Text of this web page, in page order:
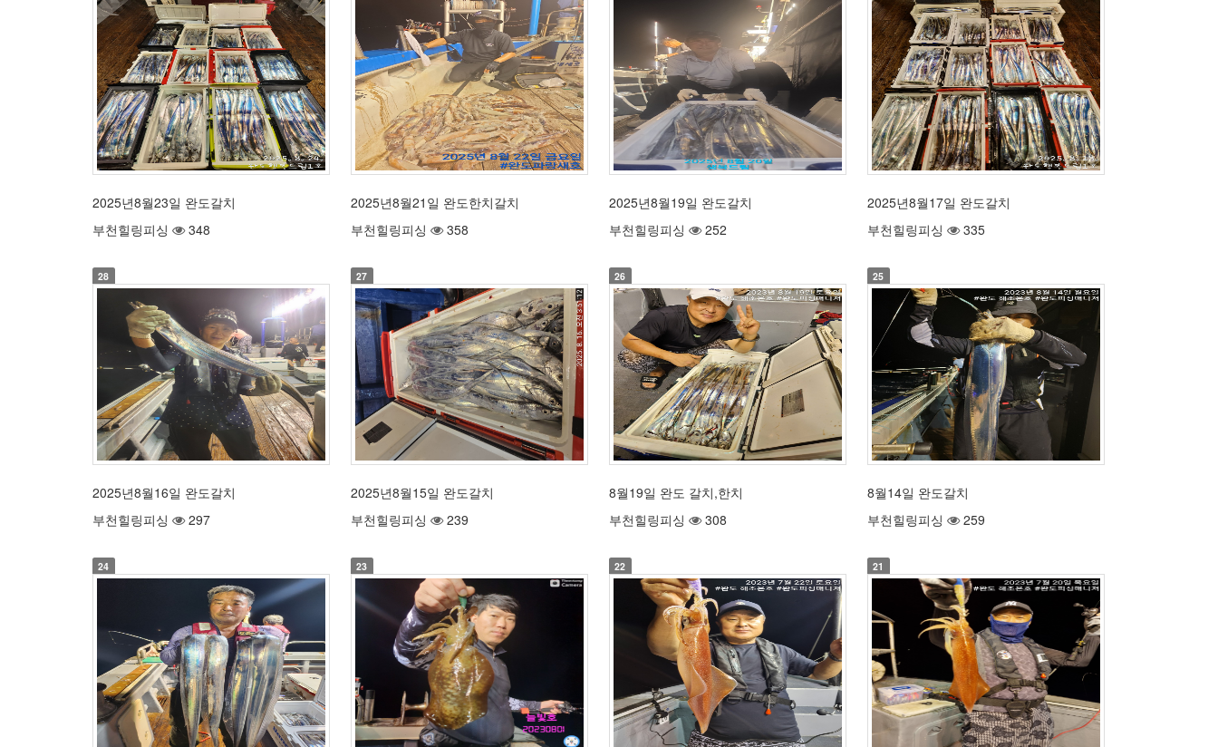
2025년8월23일 완도갈치
부천힐링피싱
348
2025년8월21일 완도한치갈치
부천힐링피싱
358
2025년8월19일 완도갈치
부천힐링피싱
252
2025년8월17일 완도갈치
부천힐링피싱
335
28
2025년8월16일 완도갈치
부천힐링피싱
297
27
2025년8월15일 완도갈치
부천힐링피싱
239
26
8월19일 완도 갈치,한치
부천힐링피싱
308
25
8월14일 완도갈치
부천힐링피싱
259
24 23 22 21